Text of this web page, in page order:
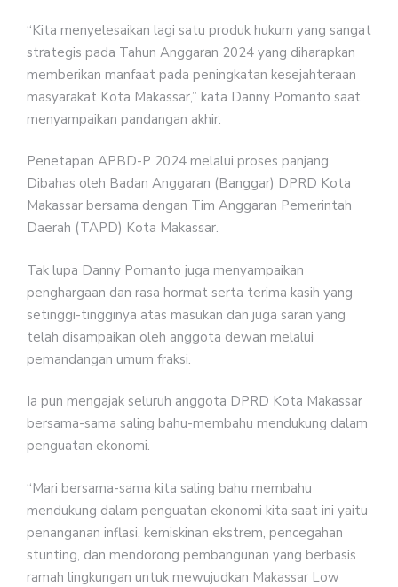
“Kita menyelesaikan lagi satu produk hukum yang sangat
strategis pada Tahun Anggaran 2024 yang diharapkan
memberikan manfaat pada peningkatan kesejahteraan
masyarakat Kota Makassar,” kata Danny Pomanto saat
menyampaikan pandangan akhir.
Penetapan APBD-P 2024 melalui proses panjang.
Dibahas oleh Badan Anggaran (Banggar) DPRD Kota
Makassar bersama dengan Tim Anggaran Pemerintah
Daerah (TAPD) Kota Makassar.
Tak lupa Danny Pomanto juga menyampaikan
penghargaan dan rasa hormat serta terima kasih yang
setinggi-tingginya atas masukan dan juga saran yang
telah disampaikan oleh anggota dewan melalui
pemandangan umum fraksi.
Ia pun mengajak seluruh anggota DPRD Kota Makassar
bersama-sama saling bahu-membahu mendukung dalam
penguatan ekonomi.
“Mari bersama-sama kita saling bahu membahu
mendukung dalam penguatan ekonomi kita saat ini yaitu
penanganan inflasi, kemiskinan ekstrem, pencegahan
stunting, dan mendorong pembangunan yang berbasis
ramah lingkungan untuk mewujudkan Makassar Low